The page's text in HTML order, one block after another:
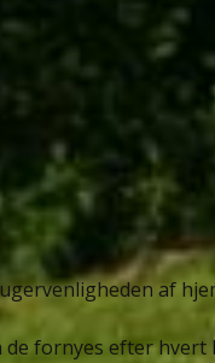
af
de fornyes efter hvert